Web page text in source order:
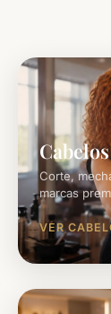
Cabelos
Corte,
marcas
VER